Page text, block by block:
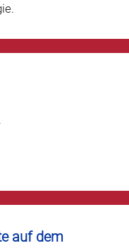
auf dem